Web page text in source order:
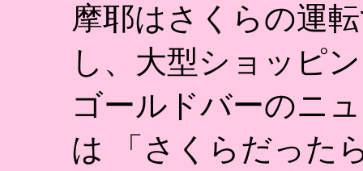
摩耶はさくらの運
し、大型ショッピ
ゴールドバーのニ
は 「さくらだった